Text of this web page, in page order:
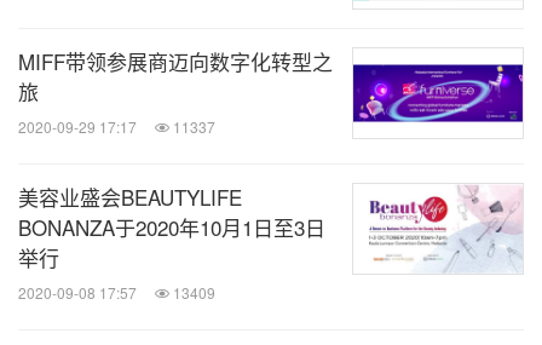
上午7点至下午1点（柏林和约翰内斯堡时间）
上午9点至下午3点（迪拜时间）
关于
MIFF带领参展商迈向数字化转型之
旅
2020-09-29 17:17 11337
美容业盛会BEAUTYLIFE
BONANZA于2020年10月1日至3日
举行
2020-09-08 17:57 13409